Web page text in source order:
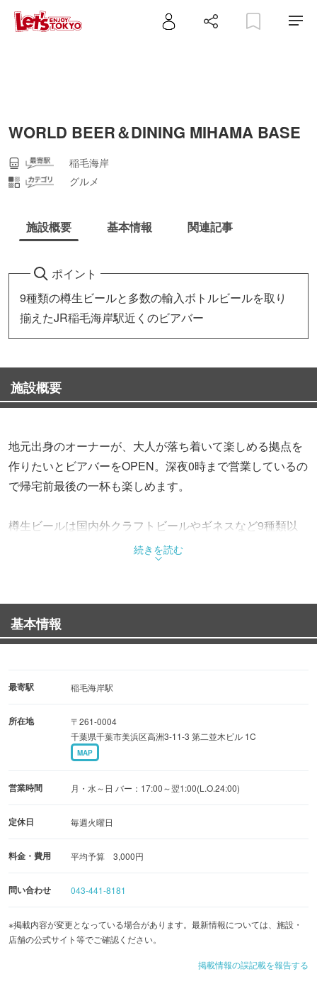
WORLD BEER＆DINING MIHAMA BASE
稲毛海岸
グルメ
施設概要 基本情報 関連記事
ポイント
9種類の樽生ビールと多数の輸入ボトルビールを取り
揃えたJR稲毛海岸駅近くのビアバー
施設概要
地元出身のオーナーが、大人が落ち着いて楽しめる拠点を
作りたいとビアバーをOPEN。深夜0時まで営業しているの
で帰宅前最後の一杯も楽しめます。
樽生ビールは国内外クラフトビールやギネスなど9種類以
何を飲めば良いか迷ったら、気軽にスタッフまでお声かけ
す。
続きを読む
基本情報
最寄駅 稲毛海岸駅
所在地
〒261-0004
千葉県千葉市美浜区高洲3-11-3 第二並木ビル 1C
MAP
営業時間 月・水～日 バー：17:00～翌1:00(L.O.24:00)
定休日 毎週火曜日
料金・費用 平均予算 3,000円
問い合わせ 043-441-8181
※掲載内容が変更となっている場合があります。最新情報については、施設・
店舗の公式サイト等でご確認ください。
掲載情報の誤記載を報告する